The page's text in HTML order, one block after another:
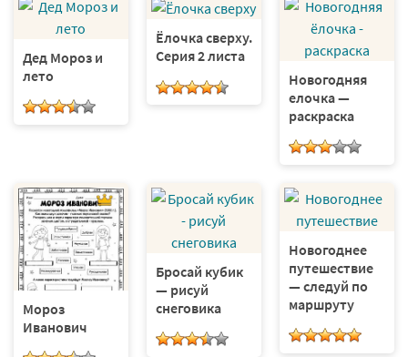
Дед Мороз и
лето
Ёлочка сверху.
Серия 2 листа
Новогодняя
елочка —
раскраска
Мороз
Иванович
Бросай кубик
— рисуй
снеговика
Новогоднее
путешествие
— следуй по
маршруту